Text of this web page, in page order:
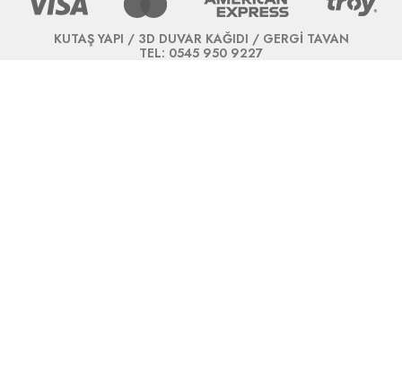
KUTAŞ YAPI / 3D DUVAR KAĞIDI / GERGİ TAVAN
TEL: 0545 950 9227